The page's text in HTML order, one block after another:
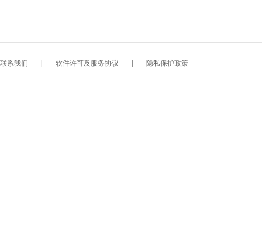
联系我们 | 软件许可及服务协议 | 隐私保护政策